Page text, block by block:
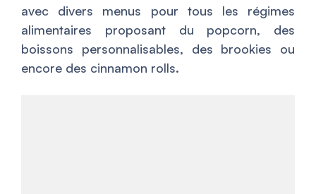
avec divers menus pour tous les régimes
alimentaires proposant du popcorn, des
boissons personnalisables, des brookies ou
encore des cinnamon rolls.